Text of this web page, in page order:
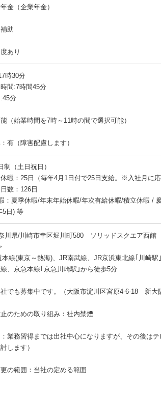
金（企業年金）
助
あり
時30分
間:7時間45分
分
（始業時間を7時～11時の間で選択可能）
有（障害配慮します）
制（土日祝日）
休暇：25日（毎年4月1日付で25日支給。※入社月に
数：126日
：夏季休暇/年末年始休暇/年次有給休暇/積立休暇 /
5日) 等
川県/川崎市幸区堀川町580 ソリッドスクエア西館
本線(東京～熱海)、JR南武線、JR京浜東北線｢川崎駅
線、京急本線｢京急川崎駅｣から徒歩5分
でも募集中です。（大阪市淀川区宮原4-6-18 新大
のための取り組み：社内禁煙
業務習得までは出社中心になりますが、その後は
します）
の範囲：当社の定める範囲